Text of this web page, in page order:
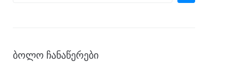
ᲑᲝᲚᲝ ᲩᲐᲜᲐᲬᲔᲠᲔᲑᲘ